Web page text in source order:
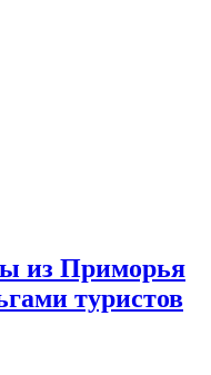
из Приморья
туристов